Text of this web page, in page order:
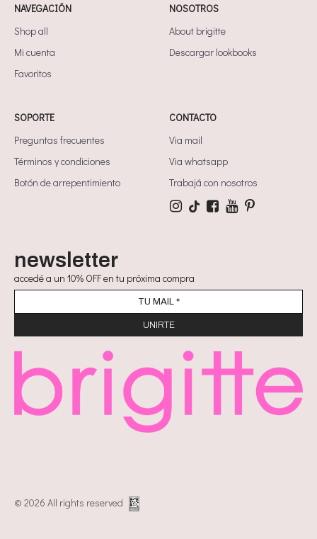
NAVEGACIÓN
Shop all
Mi cuenta
Favoritos
NOSOTROS
About brigitte
Descargar lookbooks
SOPORTE
Preguntas frecuentes
Términos y condiciones
Botón de arrepentimiento
CONTACTO
Via mail
Via whatsapp
Trabajá con nosotros
newsletter
accedé a un 10% OFF en tu próxima compra
© 2026 All rights reserved